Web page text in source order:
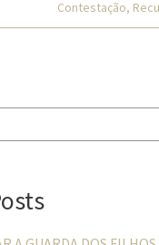
Contestação,